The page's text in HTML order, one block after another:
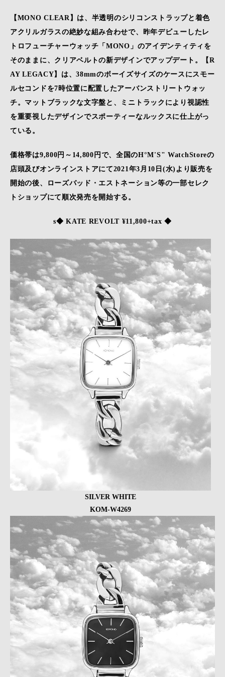
【MONO CLEAR】は、半透明のシリコンストラップと着色
アクリルガラスの絶妙な組み合わせで、昨年デビューしたレ
トロフューチャーウォッチ「MONO」のアイデンティティを
そのままに、クリアベルトの新デザインでアップデート。【R
AY LEGACY】は、38mmのボーイズサイズのケースにスモー
ルセコンドを7時位置に配置したアーバンストリートウォッ
チ。マットブラックな文字盤と、ミニトラックにより視認性
を重要視したデザインでスポーティーなルックスに仕上がっ
ている。
価格帯は9,800円～14,800円で、全国のH°M'S" WatchStoreの
店頭及びオンラインストアにて2021年3月10日(水)より販売を
開始の後、ローズバッド・エストネーション等の一部セレク
トショップにて順次発売を開始する。
s◆ KATE REVOLT ¥11,800+tax ◆
SILVER WHITE
KOM-W4269